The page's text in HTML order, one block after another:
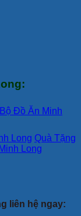
Bộ Đồ Ăn Minh
Long Quà Tặng
Long
liên hệ ngay: